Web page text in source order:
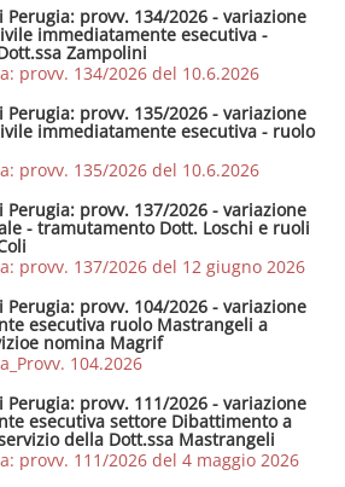
provv. 134/2026 - variazione
immediatamente esecutiva -
Zampolini
provv. 134/2026 del 10.6.2026
provv. 135/2026 - variazione
immediatamente esecutiva - ruolo
provv. 135/2026 del 10.6.2026
provv. 137/2026 - variazione
- tramutamento Dott. Loschi e ruoli
provv. 137/2026 del 12 giugno 2026
provv. 104/2026 - variazione
esecutiva ruolo Mastrangeli a
nomina Magrif
104.2026
provv. 111/2026 - variazione
esecutiva settore Dibattimento a
della Dott.ssa Mastrangeli
provv. 111/2026 del 4 maggio 2026